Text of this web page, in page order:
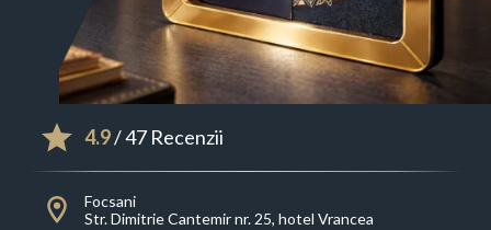
4.9/ 47 Recenzii
Focsani
Str. Dimitrie Cantemir nr. 25, hotel Vrancea